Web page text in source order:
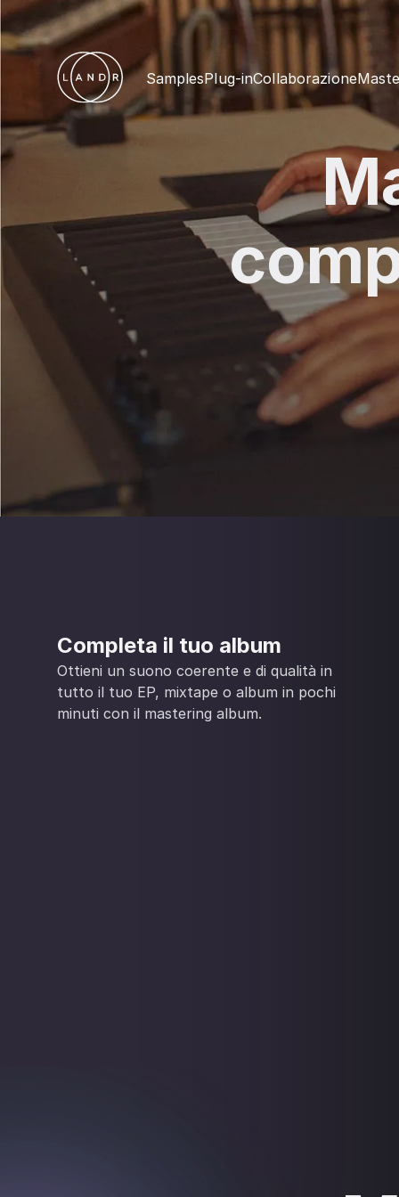
SamplesPlug-inCollaborazione
Completa il tuo album
Ottieni un suono coerente e di qualità in
tutto il tuo EP, mixtape o album in pochi
minuti con il mastering album.